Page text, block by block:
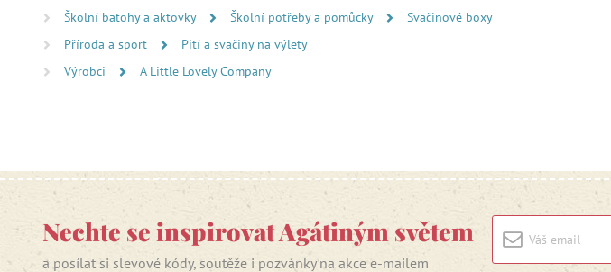
Školní batohy a aktovky Školní potřeby a pomůcky
Svačinové boxy
Příroda a sport
Pití a svačiny na výlety
Výrobci
A Little Lovely Company
Nechte se inspirovat Agátiným světem
a posílat si slevové kódy, soutěže i pozvánky na akce e-mailem